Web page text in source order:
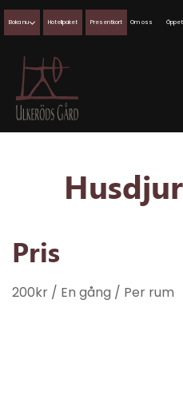
Boka nu Hotellpaket Presentkort Om oss
Pris
200kr / En gång / Per rum